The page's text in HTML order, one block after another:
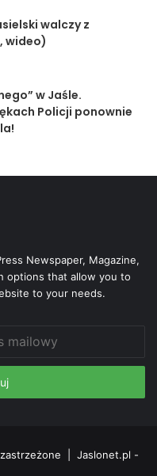
walczy z
wideo)
w Jaśle.
Policji ponownie
Newspaper, Magazine,
options that allow you to
to your needs.
| Jaslonet.pl -